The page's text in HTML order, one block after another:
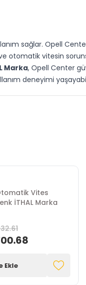
sağlar. Opell
otomatik vitesin
Marka, Opell Center
deneyimi
Vites
İTHAL Marka
Ekle